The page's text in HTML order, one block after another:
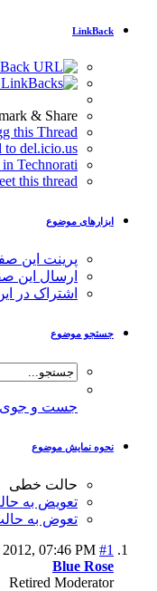
LinkBack
& Share
this Thread!
to del.icio.us
Technorati
this thread
ابزارهای موضوع
پرینت این
ارسال این
اشتراک در
جستجو موضوع
جست و جوی
نحوه نمایش موضوع
حالت خطی
تعویض به
تعوض به
2012, 07:46 PM #1
Blue Rose
Retired Moderator